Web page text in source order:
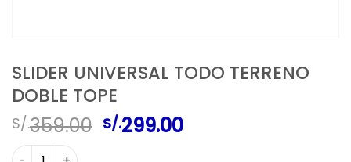
SLIDER UNIVERSAL TODO TERRENO
DOBLE TOPE
S/.359.00 El
S/.299.00El
SLIDER UNIVERSAL TODO TERRENO DOBLE TOPE cantidad